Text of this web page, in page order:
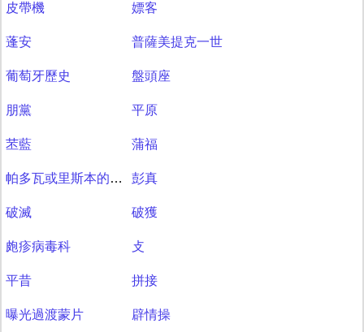
皮帶機 嫖客
蓬安 普薩美提克一世
葡萄牙歷史 盤頭座
朋黨 平原
苤藍 蒲福
帕多瓦或里斯本的聖安多尼 彭真
破滅 破獲
皰疹病毒科 攴
平昔 拼接
曝光過渡蒙片 辟情操